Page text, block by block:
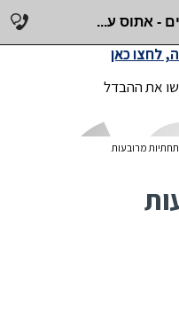
- אתוס ע...
את ההבדל
לחצו כאן